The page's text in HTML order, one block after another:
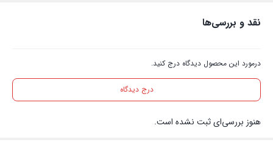
نقد و بررسی‌ها
درمورد این محصول دیدگاه درج کنید.
درج دیدگاه
هنوز بررسی‌ای ثبت نشده است.